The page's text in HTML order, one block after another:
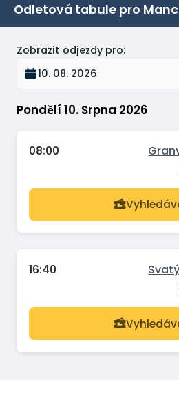
Odletová tabule pro
Pondělí 10. Srpna 2026
Zobrazit odjezdy pro:
10. 08. 2026
08:00
16:40